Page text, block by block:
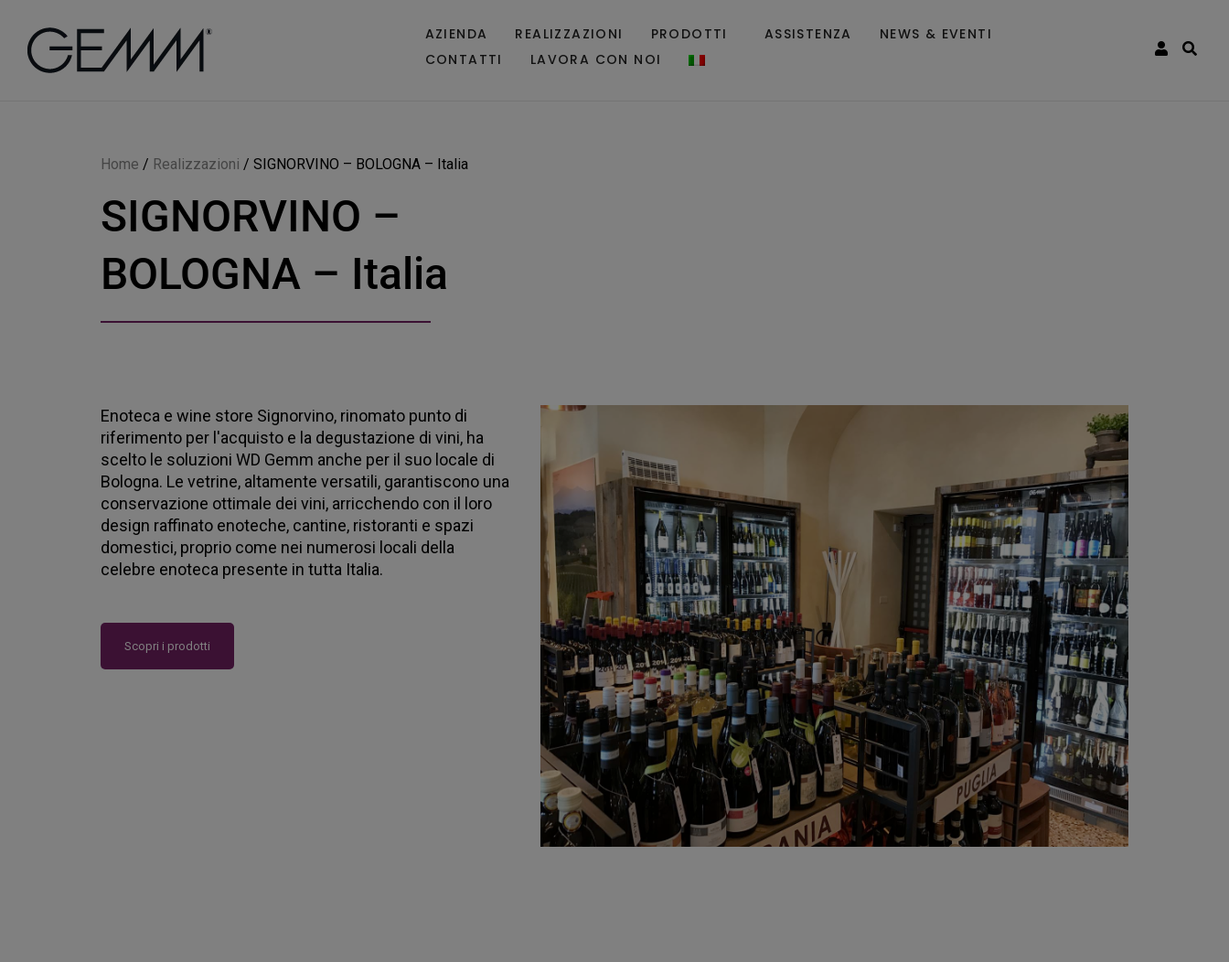
AZIENDA REALIZZAZIONI PRODOTTI ASSISTENZA
NEWS & EVENTI
CONTATTI
LAVORA CON NOI
Home / Realizzazioni / SIGNORVINO – BOLOGNA – Italia
SIGNORVINO –
BOLOGNA – Italia
Enoteca e wine store Signorvino, rinomato punto di
riferimento per l'acquisto e la degustazione di vini, ha
scelto le soluzioni WD Gemm anche per il suo locale di
Bologna. Le vetrine, altamente versatili, garantiscono una
conservazione ottimale dei vini, arricchendo con il loro
design raffinato enoteche, cantine, ristoranti e spazi
domestici, proprio come nei numerosi locali della
celebre enoteca presente in tutta Italia.
Scopri i prodotti